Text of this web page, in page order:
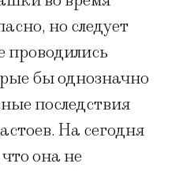
но следует
проводились
бы однозначно
последствия
На сегодня
она не